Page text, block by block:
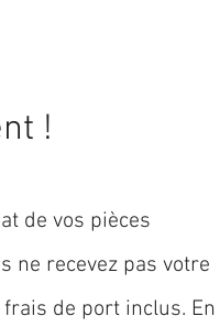
!
de vos pièces
ne recevez pas votre
de port inclus. En